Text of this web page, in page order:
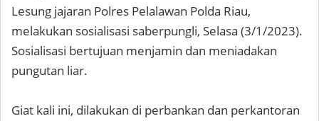
Lesung jajaran Polres Pelalawan Polda Riau,
melakukan sosialisasi saberpungli, Selasa (3/1/2023).
Sosialisasi bertujuan menjamin dan meniadakan
pungutan liar.
Giat kali ini, dilakukan di perbankan dan perkantoran